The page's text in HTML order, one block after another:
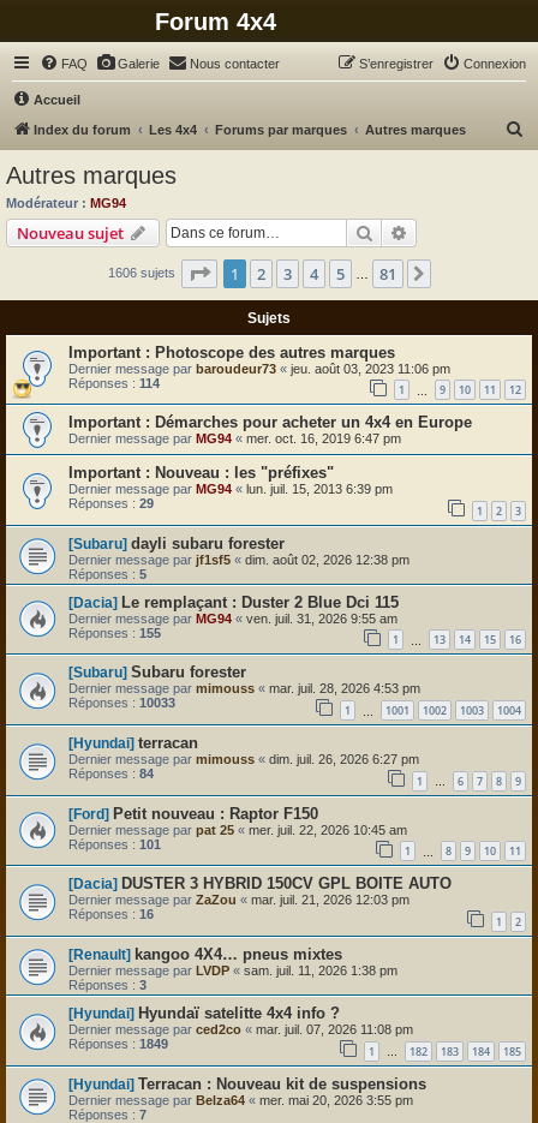
Forum 4x4
FAQ Galerie Nous contacter Connexion
S’enregistrer
Accueil
Index du forum Les 4x4 Forums par marques Autres marques
c
Autres marques
Modérateur : MG94
Nouveau sujet Rechercher
1606 sujets Page 1sur81
1 2 3 4 5 81
Sujets
Photoscope des autres marques
Dernier message par baroudeur73 « jeu. août 03, 2023 11:06 pm
Réponses : 114 1 9 10 11 12
Démarches pour acheter un 4x4 en Europe
Dernier message par MG94 « mer. oct. 16, 2019 6:47 pm
Nouveau : les "préfixes"
Dernier message par MG94 « lun. juil. 15, 2013 6:39 pm
Réponses : 29 1 2 3
[Subaru] dayli subaru forester
Dernier message par jf1sf5 « dim. août 02, 2026 12:38 pm
Réponses : 5
[Dacia] Le remplaçant : Duster 2 Blue Dci 115
Dernier message par MG94 « ven. juil. 31, 2026 9:55 am
Réponses : 155 1 13 14 15 16
[Subaru] Subaru forester
Dernier message par mimouss « mar. juil. 28, 2026 4:53 pm
Réponses : 10033 1 1001 1002 1003 1004
[Hyundai] terracan
Dernier message par mimouss « dim. juil. 26, 2026 6:27 pm
Réponses : 84 1 … 6 7 8 9
[Ford] Petit nouveau : Raptor F150
Dernier message par pat 25 « mer. juil. 22, 2026 10:45 am
Réponses : 101 1 8 9 10 11
[Dacia] DUSTER 3 HYBRID 150CV GPL BOITE AUTO
Dernier message par ZaZou « mar. juil. 21, 2026 12:03 pm
Réponses : 16 1 2
[Renault] kangoo 4X4… pneus mixtes
Dernier message par LVDP « sam. juil. 11, 2026 1:38 pm
Réponses : 3
[Hyundai] Hyundaï satelitte 4x4 info ?
Dernier message par ced2co « mar. juil. 07, 2026 11:08 pm
Réponses : 1849 1 … 182 183 184 185
[Hyundai] Terracan : Nouveau kit de suspensions
Dernier message par Belza64 « mer. mai 20, 2026 3:55 pm
Réponses : 7